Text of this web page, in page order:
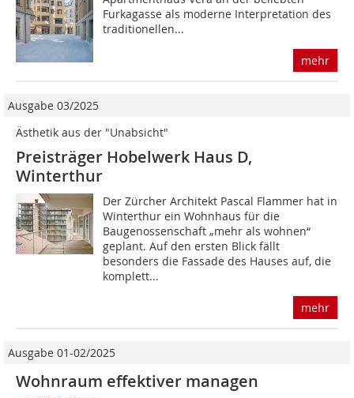
Furkagasse als moderne Interpretation des
traditionellen...
mehr
Ausgabe 03/2025
Ästhetik aus der "Unabsicht"
Preisträger Hobelwerk Haus D,
Winterthur
Der Zürcher Architekt Pascal Flammer hat in
Winterthur ein Wohnhaus für die
Baugenossenschaft „mehr als wohnen“
geplant. Auf den ersten Blick fällt
besonders die Fassade des Hauses auf, die
komplett...
mehr
Ausgabe 01-02/2025
Wohnraum effektiver managen